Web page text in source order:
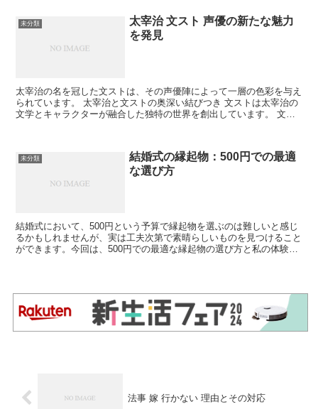
未分類
太宰治 文スト 声優の新たな魅力
を発見
太宰治の名を冠した文ストは、その声優陣によって一層の色彩を与え
られています。 太宰治と文ストの奥深い結びつき 文ストは太宰治の
文学とキャラクターが融合した独特の世界を創出しています。 文学
未分類
結婚式の縁起物：500円での最適
な選び方
結婚式において、500円という予算で縁起物を選ぶのは難しいと感じ
るかもしれませんが、実は工夫次第で素晴らしいものを見つけること
ができます。今回は、500円での最適な縁起物の選び方と私の体験を
法事 嫁 行かない 理由とその対応